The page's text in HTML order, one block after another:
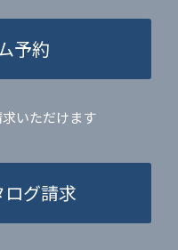
予約
いただけます
グ請求